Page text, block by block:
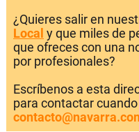
¿Quieres salir en
Local y que miles de
que ofreces con una
por profesionales?
Escríbenos a esta
para contactar